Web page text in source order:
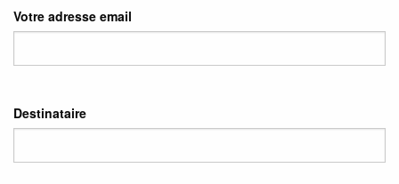
Votre adresse email
Destinataire